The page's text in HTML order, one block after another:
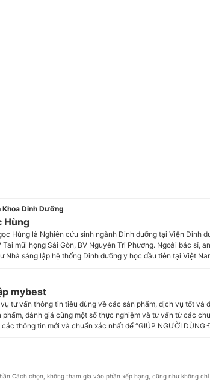
Khoa Dinh Dưỡng
Hùng
Hùng là Nghiên cứu sinh ngành Dinh dưỡng tại Viện Dinh
mũi họng Sài Gòn, BV Nguyễn Tri Phương. Ngoài bác sĩ,
Nhà sáng lập hệ thống Dinh dưỡng y học đầu tiên tại Việt
viên thỉnh giảng Trường Cao đẳng Y dược Pasteur;
Ngọc Hùng
mybest
tư vấn thông tin tiêu dùng về các sản phẩm, dịch vụ tốt và
phẩm, đánh giá cùng một số thực nghiệm và tư vấn từ các
thông tin mới và chuẩn xác nhất để “GIÚP NGƯỜI DÙNG
Cách chọn, không tham gia vào phần xếp hạng, cũng như không